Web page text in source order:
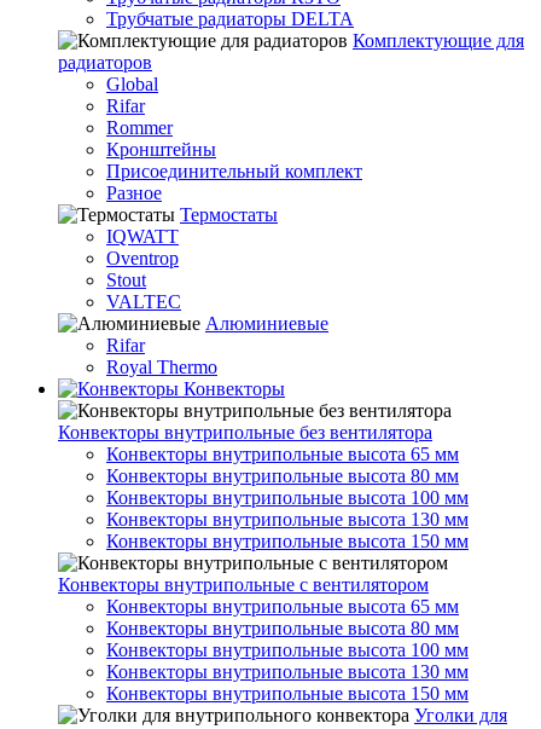
Трубчатые радиаторы DELTA
Комплектующие для
радиаторов
Global
Rifar
Rommer
Кронштейны
Присоединительный комплект
Разное
Термостаты
IQWATT
Oventrop
Stout
VALTEC
Алюминиевые
Rifar
Royal Thermo
Конвекторы
Конвекторы внутрипольные без вентилятора
Конвекторы внутрипольные высота 65 мм
Конвекторы внутрипольные высота 80 мм
Конвекторы внутрипольные высота 100 мм
Конвекторы внутрипольные высота 130 мм
Конвекторы внутрипольные высота 150 мм
Конвекторы внутрипольные с вентилятором
Конвекторы внутрипольные высота 65 мм
Конвекторы внутрипольные высота 80 мм
Конвекторы внутрипольные высота 100 мм
Конвекторы внутрипольные высота 130 мм
Конвекторы внутрипольные высота 150 мм
Уголки для